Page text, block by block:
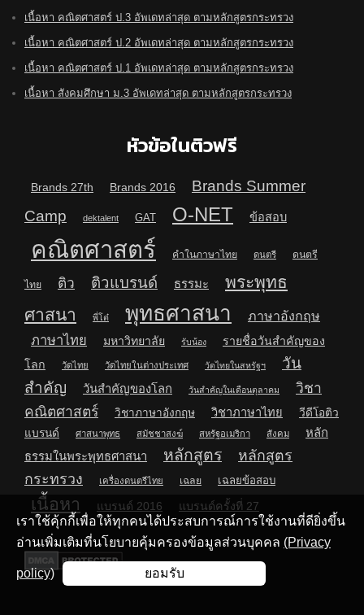
เนื้อหา คณิตศาสตร์ ป.3 อัพเดทล่าสุด ตามหลักสูตรกระทรวง
เนื้อหา คณิตศาสตร์ ป.2 อัพเดทล่าสุด ตามหลักสูตรกระทรวง
เนื้อหา คณิตศาสตร์ ป.1 อัพเดทล่าสุด ตามหลักสูตรกระทรวง
เนื้อหา สังคมศึกษา ม.3 อัพเดทล่าสุด ตามหลักสูตรกระทรวง
หัวข้อในติวฟรี
Brands 27th Brands 2016
Brands Summer
Camp
dektalent GAT O-NET ข้อสอบ
คณิตศาสตร์ คำในภาษาไทย ดนตรี ดนตรี
ไทย ติว ติวแบรนด์ ธรรมะ
พระพุทธ
ศาสนา
พี่โต๋ พุทธศาสนา ภาษาอังกฤษ
ภาษาไทย มหาวิทยาลัย รับน้อง
รายชื่อวันสำคัญของ
โลก
วัดไทย วัดไทยในต่างประเทศ วัดไทยในสหรัฐฯ
วัน
สำคัญ
วันสำคัญของโลก วันสำคัญในเดือนตุลาคม
วิชา
คณิตศาสตร์
วิชาภาษาอังกฤษ วิชาภาษาไทย
วีดีโอติว
แบรนด์
ศาสนาพุทธ สมัชชาสงฆ์ สหรัฐอเมริกา สังคม
หลัก
ธรรมในพระพุทธศาสนา
หลักสูตร
หลักสูตร
กระทรวง
เครื่องดนตรีไทย เฉลย เฉลยข้อสอบ
เนื้อหา แบรนด์ 2016 แบรนด์ครั้งที่ 27
เราใช้คุ้กกี้เพื่อให้ทุกคนได้ประสบการณ์การใช้งานที่ดียิ่งขึ้น
อ่านเพิ่มเติมที่นโยบายคุ้มครองข้อมูลส่วนบุคคล (Privacy
policy) ยอมรับ